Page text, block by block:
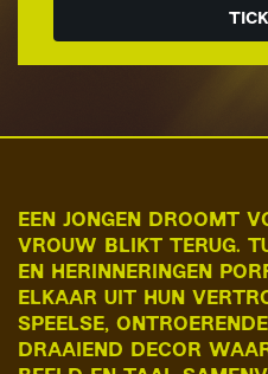
EEN JONGEN DROOMT
VROUW BLIKT TERUG.
EN HERINNERINGEN
ELKAAR UIT HUN
SPEELSE,
DRAAIEND DECOR